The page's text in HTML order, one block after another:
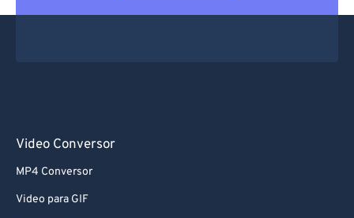
Video Conversor
MP4 Conversor
Video para GIF